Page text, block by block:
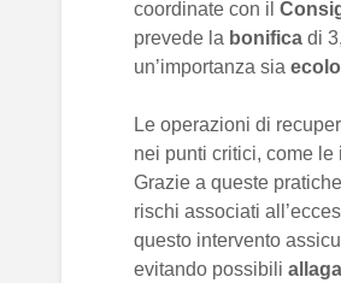
coordinate con il
prevede la bonifica di
un’importanza sia
Le operazioni di
nei punti critici, come
Grazie a queste
rischi associati
questo intervento
evitando possibili